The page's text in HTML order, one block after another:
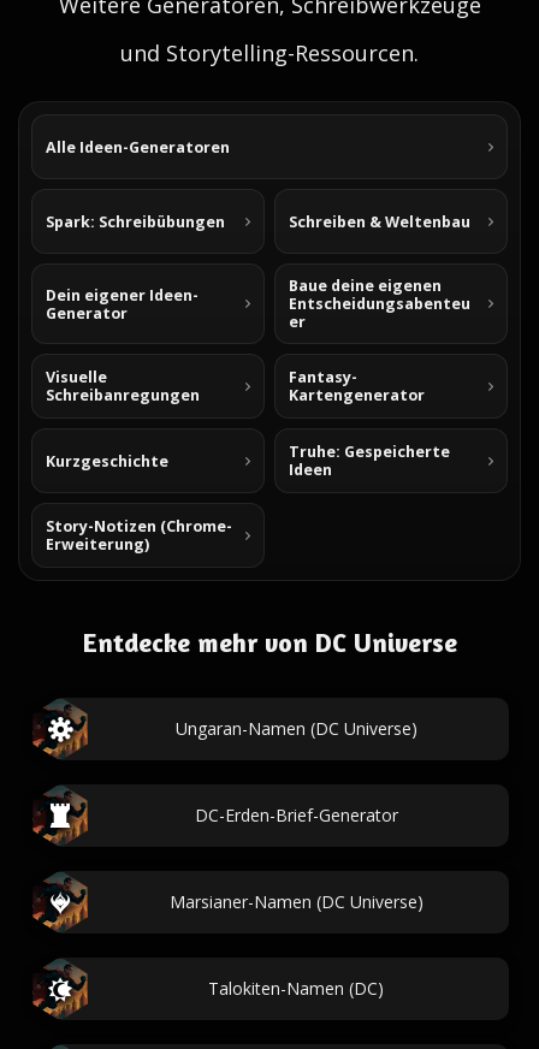
und Storytelling-Ressourcen.
Alle Ideen-Generatoren
Spark: Schreibübungen Schreiben & Weltenbau
Dein eigener Ideen-
Generator
Baue deine eigenen
Entscheidungsabenteu
er
Visuelle
Schreibanregungen
Fantasy-
Kartengenerator
Kurzgeschichte
Truhe: Gespeicherte
Ideen
Story-Notizen (Chrome-
Erweiterung)
Entdecke mehr von DC Universe
Ungaran-Namen (DC Universe)
DC-Erden-Brief-Generator
Marsianer-Namen (DC Universe)
Talokiten-Namen (DC)